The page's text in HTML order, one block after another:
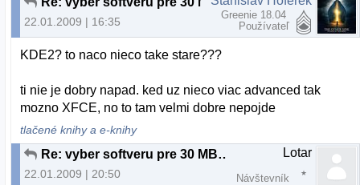
22.01.2009 | 16:35
Greenie 18.04
Používateľ
KDE2? to naco nieco take stare???
ti nie je dobry napad. ked uz nieco viac advanced tak
mozno XFCE, no to tam velmi dobre nepojde
tlačené knihy a e-knihy
Re: vyber softveru pre 30 MB RAM a 3 GB HDD
22.01.2009 | 20:50
Lotar
Návštevník